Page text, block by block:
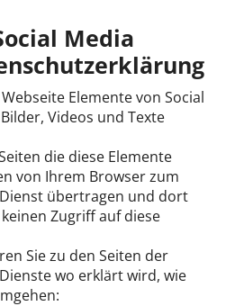
Media
Elemente von Social
Videos und Texte
die diese Elemente
von Ihrem Browser zum
übertragen und dort
Zugriff auf diese
Sie zu den Seiten der
wo erklärt wird, wie